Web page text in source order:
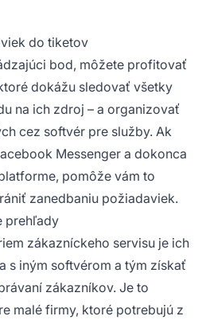
do tiketov
bod, môžete profitovať
dokážu sledovať všetky
na ich zdroj – a organizovať
cez softvér pre služby. Ak
Messenger a dokonca
pomôže vám to
zanedbaniu požiadaviek.
prehľady
zákazníckeho servisu je ich
s iným softvérom a tým získať
zákazníkov. Je to
malé firmy, ktoré potrebujú z